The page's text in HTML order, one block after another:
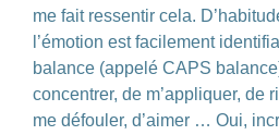
me fait ressentir cela.
l’émotion est facilement
balance (appelé CAPS
concentrer, de m’appliquer, de
me défouler, d’aimer … Oui,